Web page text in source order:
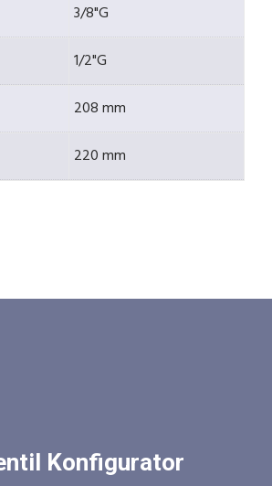
3/8"G
1/2"G
208 mm
220 mm
Konfigurator